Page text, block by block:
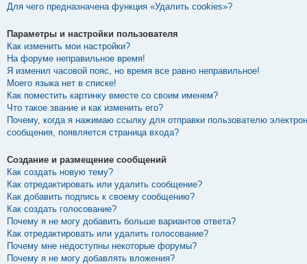
Для чего предназначена функция «Удалить cookies»?
Параметры и настройки пользователя
Как изменить мои настройки?
На форуме неправильное время!
Я изменил часовой пояс, но время все равно неправильное!
Моего языка нет в списке!
Как поместить картинку вместе со своим именем?
Что такое звание и как изменить его?
Почему, когда я нажимаю ссылку для отправки пользователю
сообщения, появляется страница входа?
Создание и размещение сообщений
Как создать новую тему?
Как отредактировать или удалить сообщение?
Как добавить подпись к своему сообщению?
Как создать голосование?
Почему я не могу добавить больше вариантов ответа?
Как отредактировать или удалить голосование?
Почему мне недоступны некоторые форумы?
Почему я не могу добавлять вложения?